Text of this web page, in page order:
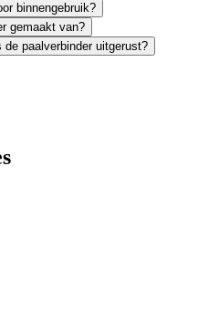
binnengebruik?
gemaakt van?
paalverbinder uitgerust?